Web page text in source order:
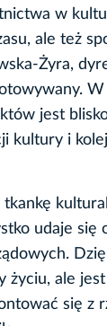
w
ale też
Żyra,
jest
i
udaje się
ale
się z